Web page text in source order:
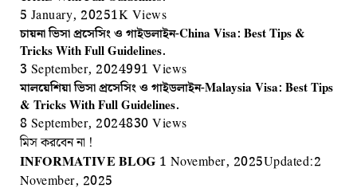
5 January, 20251K Views
চায়না ভিসা প্রসেসিং ও গাইডলাইন-China Visa: Best Tips &
Tricks With Full Guidelines.
3 September, 2024991Views
মালয়েশিয়া ভিসা প্রসেসিং ও গাইডলাইন-Malaysia Visa: Best Tips
& Tricks With Full Guidelines.
8 September, 2024830Views
মিস করবেন না !
INFORMATIVE BLOG 1 November, 2025Updated:2
November, 2025